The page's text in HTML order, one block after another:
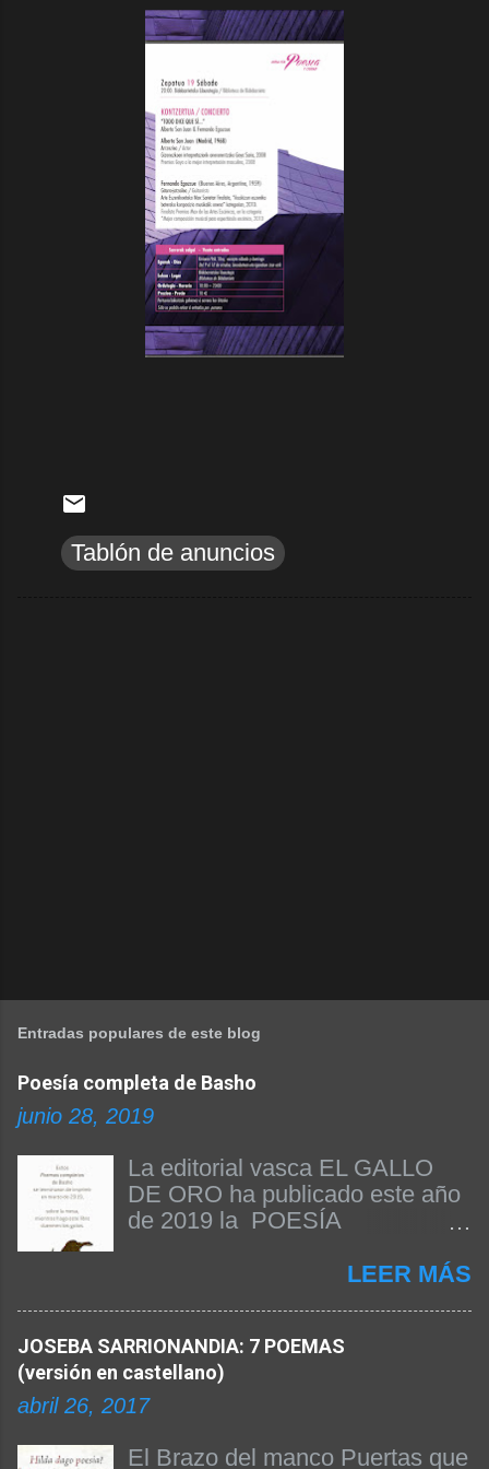
Tablón de anuncios
Entradas populares de este blog
Poesía completa de Basho
junio 28, 2019
La editorial vasca EL GALLO
DE ORO ha publicado este año
de 2019 la POESÍA
libro. A continuación
reproducimos el prólogo firmado
por el propio Beñat Arginzoniz
edición y explica algunas
LEER MÁS
JOSEBA SARRIONANDIA: 7 POEMAS
(versión en castellano)
abril 26, 2017
El Brazo del manco Puertas que